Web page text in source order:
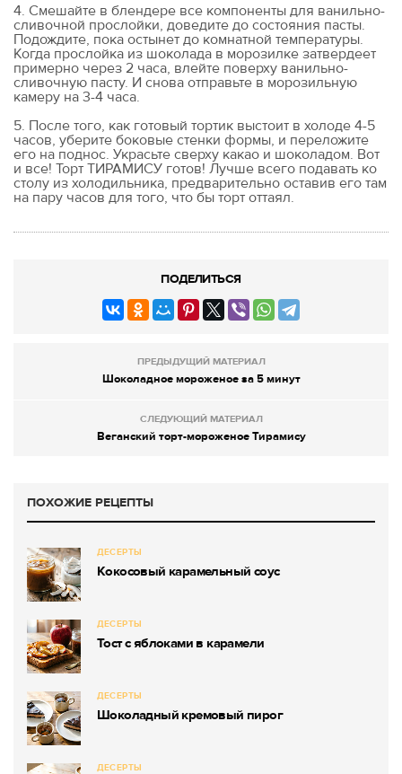
4. Смешайте в блендере все компоненты для ванильно-
сливочной прослойки, доведите до состояния пасты.
Подождите, пока остынет до комнатной температуры.
Когда прослойка из шоколада в морозилке затвердеет
примерно через 2 часа, влейте поверху ванильно-
сливочную пасту. И снова отправьте в морозильную
камеру на 3-4 часа.
5. После того, как готовый тортик выстоит в холоде 4-5
часов, уберите боковые стенки формы, и переложите
его на поднос. Украсьте сверху какао и шоколадом. Вот
и все! Торт ТИРАМИСУ готов! Лучше всего подавать ко
столу из холодильника, предварительно оставив его там
на пару часов для того, что бы торт оттаял.
ПОДЕЛИТЬСЯ
ПРЕДЫДУЩИЙ МАТЕРИАЛ
Шоколадное мороженое за 5 минут
СЛЕДУЮЩИЙ МАТЕРИАЛ
Веганский торт-мороженое Тирамису
ПОХОЖИЕ РЕЦЕПТЫ
ДЕСЕРТЫ
Кокосовый карамельный соус
ДЕСЕРТЫ
Тост с яблоками в карамели
ДЕСЕРТЫ
Шоколадный кремовый пирог
ДЕСЕРТЫ